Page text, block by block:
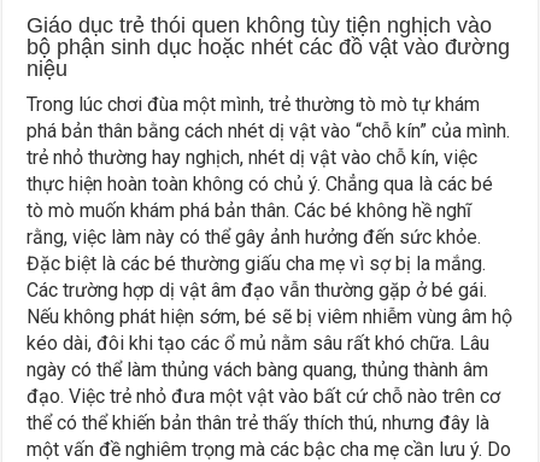
Giáo dục trẻ thói quen không tùy tiện nghịch vào
bộ phận sinh dục hoặc nhét các đồ vật vào đường
niệu
Trong lúc chơi đùa một mình, trẻ thường tò mò tự khám
phá bản thân bằng cách nhét dị vật vào “chỗ kín” của mình.
trẻ nhỏ thường hay nghịch, nhét dị vật vào chỗ kín, việc
thực hiện hoàn toàn không có chủ ý. Chẳng qua là các bé
tò mò muốn khám phá bản thân. Các bé không hề nghĩ
rằng, việc làm này có thể gây ảnh hưởng đến sức khỏe.
Đặc biệt là các bé thường giấu cha mẹ vì sợ bị la mắng.
Các trường hợp dị vật âm đạo vẫn thường gặp ở bé gái.
Nếu không phát hiện sớm, bé sẽ bị viêm nhiễm vùng âm hộ
kéo dài, đôi khi tạo các ổ mủ nằm sâu rất khó chữa. Lâu
ngày có thể làm thủng vách bàng quang, thủng thành âm
đạo. Việc trẻ nhỏ đưa một vật vào bất cứ chỗ nào trên cơ
thể có thể khiến bản thân trẻ thấy thích thú, nhưng đây là
một vấn đề nghiêm trọng mà các bậc cha mẹ cần lưu ý. Do